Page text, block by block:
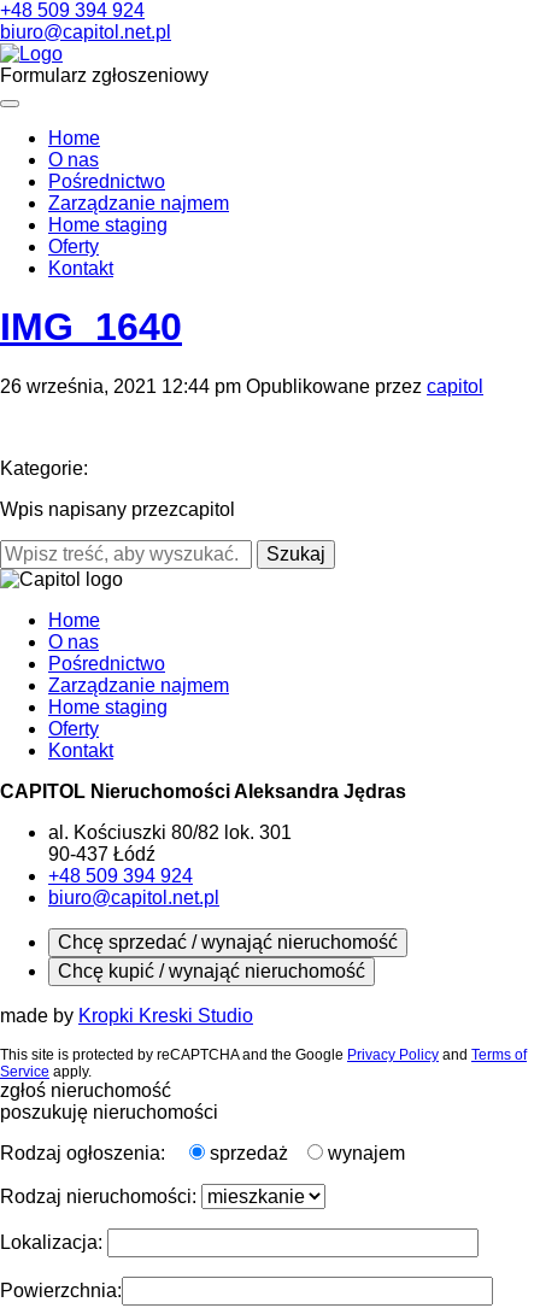
+48 509 394 924
biuro@capitol.net.pl
Formularz zgłoszeniowy
Home
O nas
Pośrednictwo
Zarządzanie najmem
Home staging
Oferty
Kontakt
IMG_1640
26 września, 2021 12:44 pm Opublikowane przez capitol
Kategorie:
Wpis napisany przezcapitol
Szukaj
Home
O nas
Pośrednictwo
Zarządzanie najmem
Home staging
Oferty
Kontakt
CAPITOL Nieruchomości Aleksandra Jędras
al. Kościuszki 80/82 lok. 301
90-437 Łódź
+48 509 394 924
biuro@capitol.net.pl
Chcę sprzedać / wynająć nieruchomość
Chcę kupić / wynająć nieruchomość
made by Kropki Kreski Studio
This site is protected by reCAPTCHA and the Google Privacy Policy and Terms of
Service apply.
zgłoś nieruchomość
poszukuję nieruchomości
Rodzaj ogłoszenia:
sprzedaż wynajem
Rodzaj nieruchomości:
Lokalizacja:
Powierzchnia: